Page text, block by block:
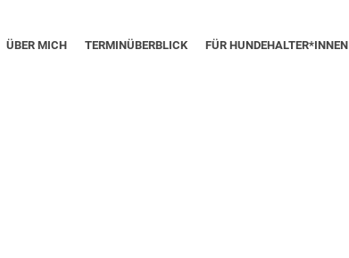
ÜBER MICH TERMINÜBERBLICK FÜR HUNDEHALTER*INNEN